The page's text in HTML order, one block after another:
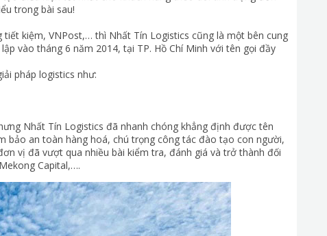
trong bài sau!
kiệm, VNPost,… thì Nhất Tín Logistics cũng là một bên cung
vào tháng 6 năm 2014, tại TP. Hồ Chí Minh với tên gọi đầy
pháp logistics như:
Nhất Tín Logistics đã nhanh chóng khẳng định được tên
bảo an toàn hàng hoá, chú trọng công tác đào tạo con người,
vị đã vượt qua nhiều bài kiểm tra, đánh giá và trở thành đối
Capital,….